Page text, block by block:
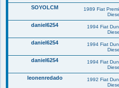
SOYOLCM
1989 Fiat
daniel6254
1994 Fiat
daniel6254
1994 Fiat
daniel6254
1994 Fiat
leonenredado
1992 Fiat